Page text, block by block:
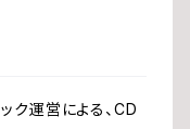
ク運営による、CD